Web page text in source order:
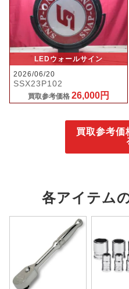
LEDウォールサイン
2026/06/20
SSX23P102
買取参考価格 26,000円
買取参考価
各アイテム